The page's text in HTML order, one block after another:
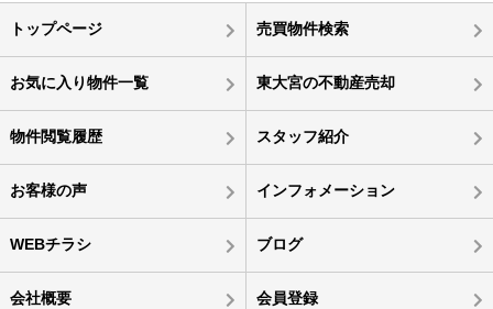
トップページ 売買物件検索
お気に入り物件一覧 東大宮の不動産売却
物件閲覧履歴 スタッフ紹介
お客様の声 インフォメーション
WEBチラシ ブログ
会社概要 会員登録